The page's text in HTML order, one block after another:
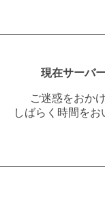
現在サーバ
ご迷惑をおか
しばらく時間を